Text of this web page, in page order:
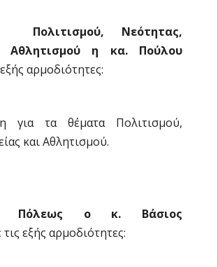
Πολιτισμού, Νεότητας,
Αθλητισμού η κα. Πούλου
αρμοδιότητες:
για τα θέματα Πολιτισμού,
και Αθλητισμού.
Πόλεως ο κ. Βάσιος
τις εξής αρμοδιότητες: